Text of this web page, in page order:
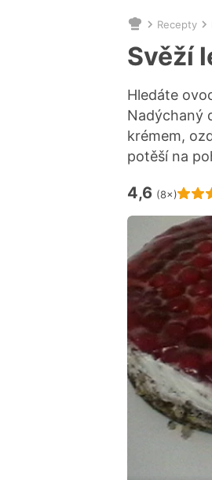
Nacházíte
se
zde:
Recepty
Svěží
Hledáte
Nadýchaný
krémem,
potěší na
Hodnocení
4,6 (8×)